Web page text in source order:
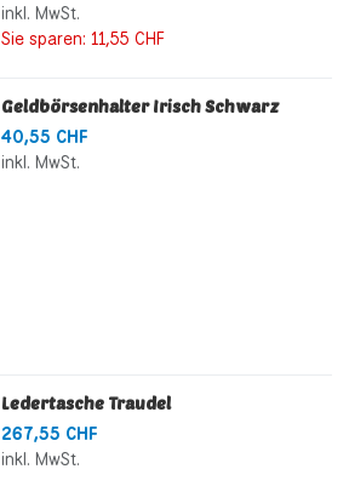
inkl. MwSt.
Sie sparen: 11,55 CHF
Geldbörsenhalter Irisch Schwarz
40,55 CHF
inkl. MwSt.
Ledertasche Traudel
267,55 CHF
inkl. MwSt.